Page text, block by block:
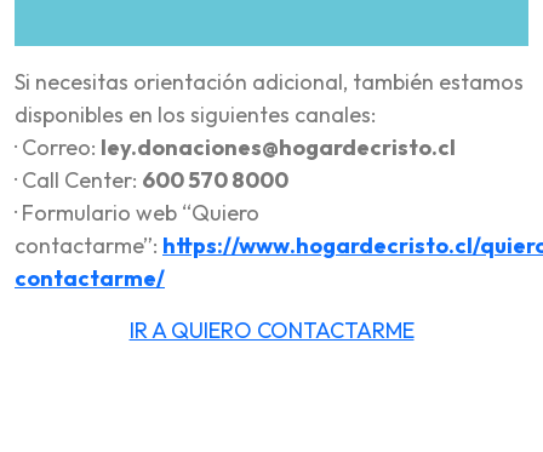
Si necesitas orientación adicional, también estamos
disponibles en los siguientes canales:
· Correo: ley.donaciones@hogardecristo.cl
· Call Center: 600 570 8000
· Formulario web “Quiero
contactarme”: https://www.hogardecristo.cl/
contactarme/
IR A QUIERO CONTACTARME